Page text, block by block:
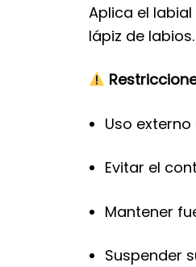
Aplica el
lápiz de labios.
Uso
Evitar el
Mantener
Suspender